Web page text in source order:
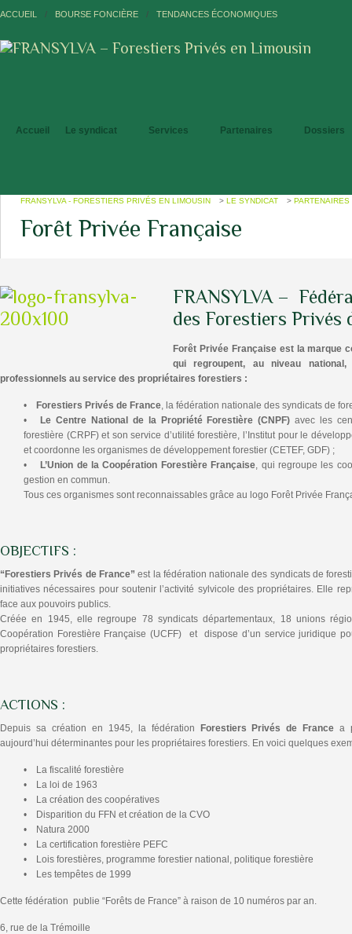
ACCUEIL / BOURSE FONCIÈRE / TENDANCES ÉCONOMIQUES
Accueil Le syndicat Services Partenaires Dossiers
FRANSYLVA - FORESTIERS PRIVÉS EN LIMOUSIN > LE SYNDICAT > PARTENAIRES
Forêt Privée Française
FRANSYLVA –
des Forestiers Privés
Forêt Privée Française est la marque
qui regroupent, au niveau national,
professionnels au service des propriétaires forestiers :
• Forestiers Privés de France, la fédération nationale des syndicats de
•
Le Centre National de la Propriété Forestière (CNPF)avec les
forestière (CRPF) et son service d’utilité forestière, l’Institut pour le
et coordonne les organismes de développement forestier (CETEF, GDF) ;
•
L’Union de la Coopération Forestière Française, qui regroupe les
gestion en commun.
Tous ces organismes sont reconnaissables grâce au logo Forêt Privée
OBJECTIFS :
“Forestiers Privés de France” est la fédération nationale des syndicats de
initiatives nécessaires pour soutenir l’activité sylvicole des propriétaires. Elle
face aux pouvoirs publics.
Créée en 1945, elle regroupe 78 syndicats départementaux, 18 unions
Coopération Forestière Française (UCFF) et dispose d’un service juridique
propriétaires forestiers.
ACTIONS :
Depuis sa création en 1945, la fédération Forestiers Privés de France a
aujourd’hui déterminantes pour les propriétaires forestiers. En voici quelques
• La fiscalité forestière
• La loi de 1963
• La création des coopératives
• Disparition du FFN et création de la CVO
• Natura 2000
• La certification forestière PEFC
• Lois forestières, programme forestier national, politique forestière
• Les tempêtes de 1999
Cette fédération publie “Forêts de France” à raison de 10 numéros par an.
6, rue de la Trémoille